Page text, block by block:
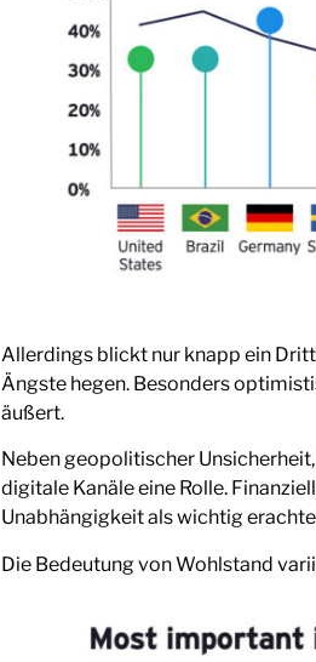
Allerdings blickt nur knapp ein
Ängste hegen. Besonders
äußert.
Neben geopolitischer
digitale Kanäle eine Rolle.
Unabhängigkeit als wichtig
Die Bedeutung von Wohlstand